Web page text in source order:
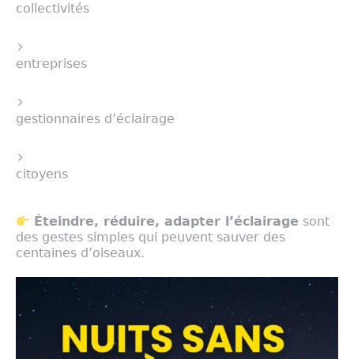
collectivités
entreprises
gestionnaires d’éclairage
citoyens
Éteindre, réduire, adapter l’éclairage sont
des gestes simples qui peuvent sauver des
centaines d’oiseaux.